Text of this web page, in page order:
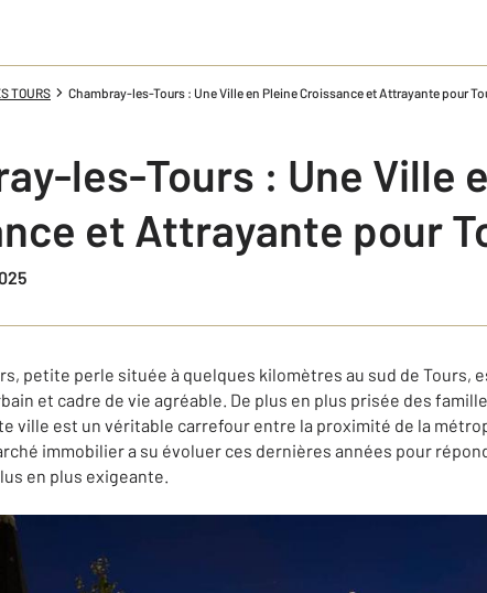
TOURS Chambray-les-Tours : Une Ville en Pleine Croissance et Attrayante pour
les-Tours : Une Ville
et Attrayante pour
petite perle située à quelques kilomètres au sud de Tours,
et cadre de vie agréable. De plus en plus prisée des
ville est un véritable carrefour entre la proximité de la
immobilier a su évoluer ces dernières années pour
en plus exigeante.